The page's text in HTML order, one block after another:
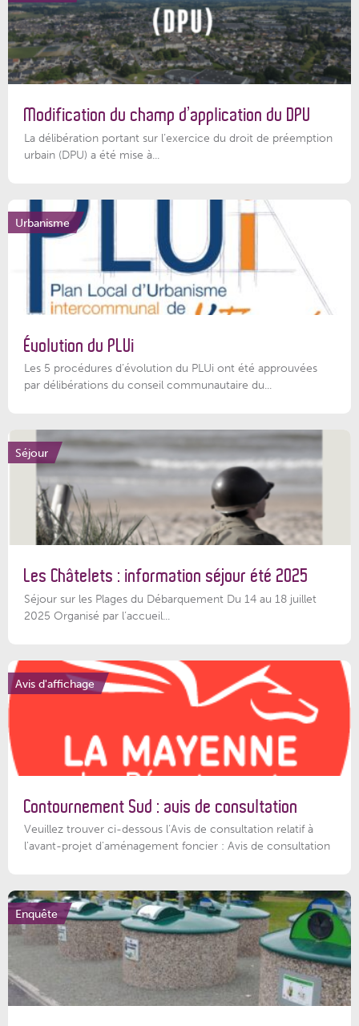
Modification du champ d’application du DPU
La délibération portant sur l’exercice du droit de préemption
urbain (DPU) a été mise à...
Urbanisme
Évolution du PLUi
Les 5 procédures d’évolution du PLUi ont été approuvées
par délibérations du conseil communautaire du...
Séjour
Les Châtelets : information séjour été 2025
Séjour sur les Plages du Débarquement Du 14 au 18 juillet
2025 Organisé par l’accueil...
Avis d'affichage
Contournement Sud : avis de consultation
Veuillez trouver ci-dessous l’Avis de consultation relatif à
l'avant-projet d'aménagement foncier : Avis de consultation
Enquête